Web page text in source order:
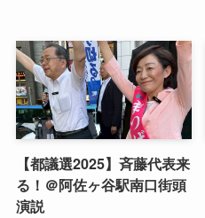
【都議選2025】斉藤代表来
る！＠阿佐ヶ谷駅南口街頭
演説